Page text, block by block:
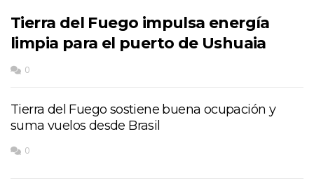
Tierra del Fuego impulsa energía
limpia para el puerto de Ushuaia
0
Tierra del Fuego sostiene buena ocupación y
suma vuelos desde Brasil
0